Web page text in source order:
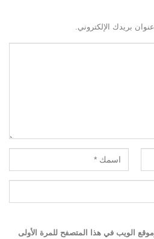
بريدك الإلكتروني.
الويب في هذا المتصفح للمرة الأولى